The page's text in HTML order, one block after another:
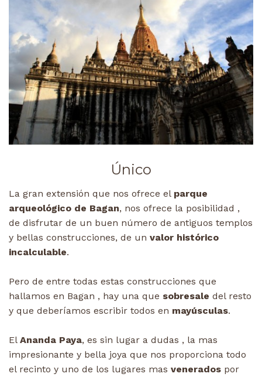
Único
La gran extensión que nos ofrece el parque
arqueológico de Bagan, nos ofrece la posibilidad ,
de disfrutar de un buen número de antiguos templos
y bellas construcciones, de un valor histórico
incalculable.
Pero de entre todas estas construcciones que
hallamos en Bagan , hay una que sobresale del resto
y que deberíamos escribir todos en mayúsculas.
El Ananda Paya, es sin lugar a dudas , la mas
impresionante y bella joya que nos proporciona todo
el recinto y uno de los lugares mas venerados por